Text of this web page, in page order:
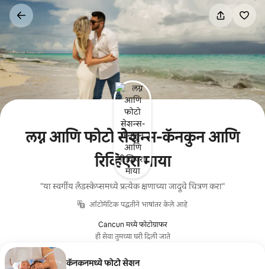
कंटेंटवर
लग्न आणि फोटो सेशन्स-कॅनकुन आणि
रिव्हिएरा माया
"या स्वर्गीय लँडस्केप्समध्ये प्रत्येक क्षणाच्या जादूचे चित्रण करा"
ऑटोमॅटिक पद्धतीने भाषांतर केले आहे
Cancun मध्ये फोटोग्राफर
ही सेवा तुमच्या घरी दिली जाते
कॅनकनमध्ये फोटो सेशन